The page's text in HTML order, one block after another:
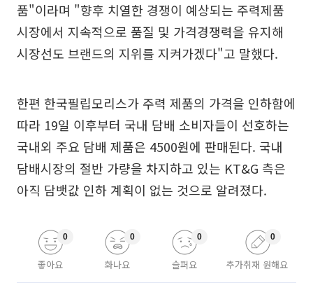
품"이라며 "향후 치열한 경쟁이 예상되는 주력제품
시장에서 지속적으로 품질 및 가격경쟁력을 유지해
시장선도 브랜드의 지위를 지켜가겠다"고 말했다.
한편 한국필립모리스가 주력 제품의 가격을 인하함에
따라 19일 이후부터 국내 담배 소비자들이 선호하는
국내외 주요 담배 제품은 4500원에 판매된다. 국내
담배시장의 절반 가량을 차지하고 있는 KT&G 측은
아직 담뱃값 인하 계획이 없는 것으로 알려졌다.
좋아요
0
화나요
0
슬퍼요
0
추가취재 원해요
0